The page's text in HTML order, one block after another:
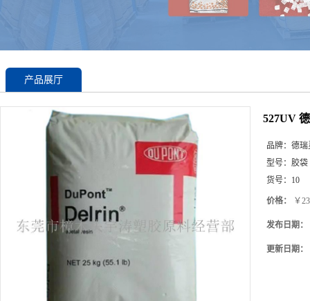
产品展厅
527UV
品牌： 德瑞
型号： 胶袋
货号： 10
价格： ￥
发布日期：
更新日期：